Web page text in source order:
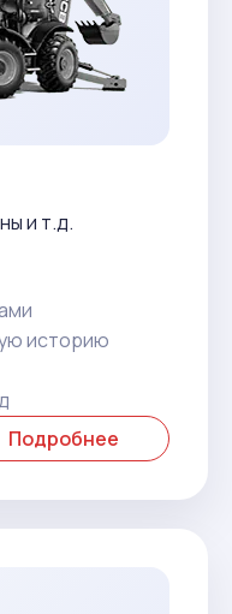
и т.д.
историю
Подробнее